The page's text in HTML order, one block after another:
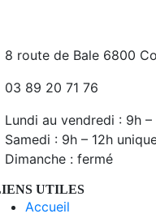
8 route de Bale 6800
03 89 20 71 76
Lundi au vendredi : 9h –
Samedi : 9h – 12h
Dimanche : fermé
UTILES
Accueil